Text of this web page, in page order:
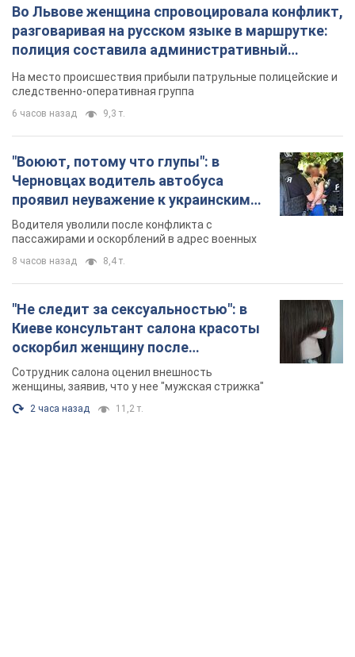
Во Львове женщина спровоцировала конфликт,
разговаривая на русском языке в маршрутке:
полиция составила административный
протокол. Видео
На место происшествия прибыли патрульные полицейские и
следственно-оперативная группа
6 часов назад 9,3 т.
"Воюют, потому что глупы": в
Черновцах водитель автобуса
проявил неуважение к украинским
военным и поплатился за это.
Видео
Водителя уволили после конфликта с
пассажирами и оскорблений в адрес военных
8 часов назад 8,4 т.
"Не следит за сексуальностью": в
Киеве консультант салона красоты
оскорбил женщину после
химиотерапии, разгорелся скандал.
Фото
Сотрудник салона оценил внешность
женщины, заявив, что у нее "мужская стрижка"
2 часа назад 11,2 т.